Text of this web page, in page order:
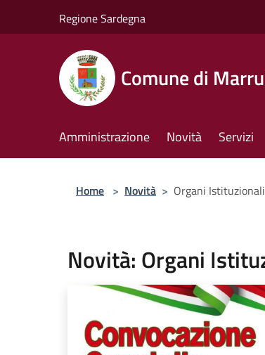
Regione Sardegna
Comune di
Amministrazione Novità Servizi
Home > Novità > Organi Istituzionali
Novità: Organi